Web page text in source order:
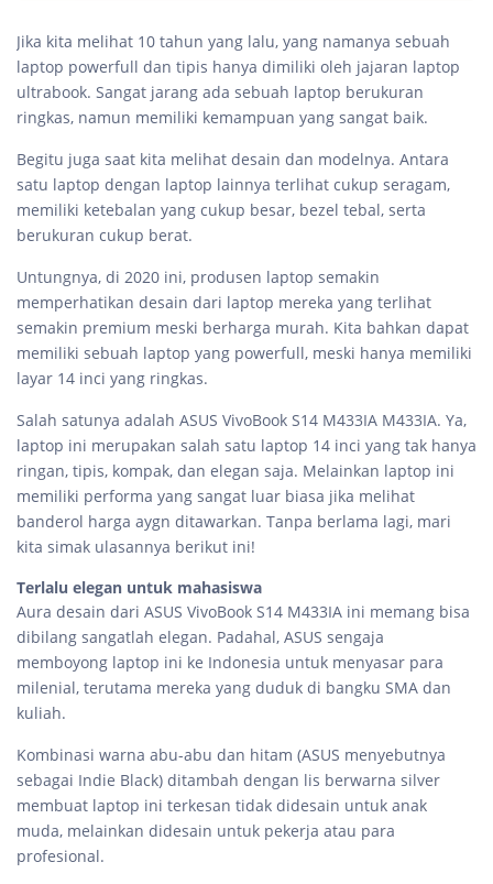
Jika kita melihat 10 tahun yang lalu, yang namanya sebuah
laptop powerfull dan tipis hanya dimiliki oleh jajaran laptop
ultrabook. Sangat jarang ada sebuah laptop berukuran
ringkas, namun memiliki kemampuan yang sangat baik.
Begitu juga saat kita melihat desain dan modelnya. Antara
satu laptop dengan laptop lainnya terlihat cukup seragam,
memiliki ketebalan yang cukup besar, bezel tebal, serta
berukuran cukup berat.
Untungnya, di 2020 ini, produsen laptop semakin
memperhatikan desain dari laptop mereka yang terlihat
semakin premium meski berharga murah. Kita bahkan dapat
memiliki sebuah laptop yang powerfull, meski hanya memiliki
layar 14 inci yang ringkas.
Salah satunya adalah ASUS VivoBook S14 M433IA M433IA. Ya,
laptop ini merupakan salah satu laptop 14 inci yang tak hanya
ringan, tipis, kompak, dan elegan saja. Melainkan laptop ini
memiliki performa yang sangat luar biasa jika melihat
banderol harga aygn ditawarkan. Tanpa berlama lagi, mari
kita simak ulasannya berikut ini!
Terlalu elegan untuk mahasiswa
Aura desain dari ASUS VivoBook S14 M433IA ini memang bisa
dibilang sangatlah elegan. Padahal, ASUS sengaja
memboyong laptop ini ke Indonesia untuk menyasar para
milenial, terutama mereka yang duduk di bangku SMA dan
kuliah.
Kombinasi warna abu-abu dan hitam (ASUS menyebutnya
sebagai Indie Black) ditambah dengan lis berwarna silver
membuat laptop ini terkesan tidak didesain untuk anak
muda, melainkan didesain untuk pekerja atau para
profesional.